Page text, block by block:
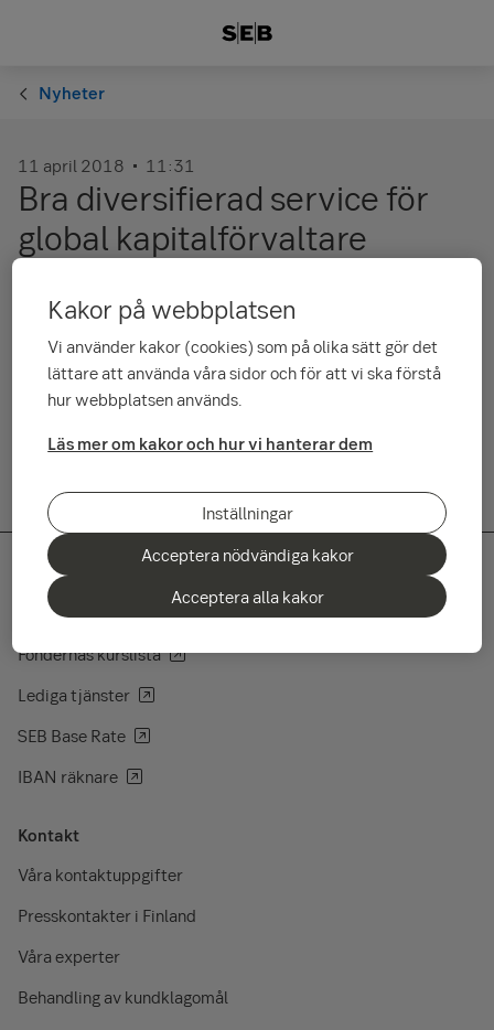
Nyheter
11 april 2018 11:31
Bra diversifierad service för
global kapitalförvaltare
Samarbetet fungerar bra såväl för våra portföljförvaltare som
för vår administrativa personal. Det säger Mikko Mursula,
finanschef på det ömsesidiga finländska pensionsbolaget
Ilmarinen.
Läs mer om Ilmarinen
Snabbvägar
Fondernas kurslista
Lediga tjänster
SEB Base Rate
IBAN räknare
Kontakt
Våra kontaktuppgifter
Presskontakter i Finland
Våra experter
Behandling av kundklagomål
Kakor på webbplatsen
Vi använder kakor (cookies) som på olika sätt gör det
lättare att använda våra sidor och för att vi ska förstå
hur webbplatsen används.
Läs mer om kakor och hur vi hanterar dem
Inställningar
Acceptera nödvändiga kakor
Acceptera alla kakor